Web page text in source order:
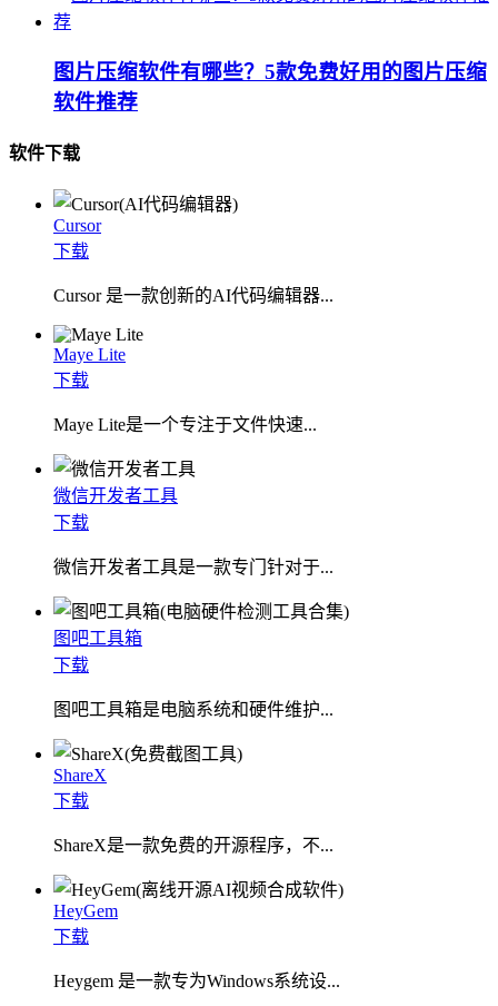
图片压缩软件有哪些？5款免费好用的图片压缩
软件推荐
软件下载
Cursor
下载
Cursor 是一款创新的AI代码编辑器...
Maye Lite
下载
​Maye Lite是一个专注于文件快速...
微信开发者工具
下载
微信开发者工具是一款专门针对于...
图吧工具箱
下载
图吧工具箱是电脑系统和硬件维护...
ShareX
下载
ShareX是一款免费的开源程序，不...
HeyGem
下载
Heygem 是一款专为Windows系统设...